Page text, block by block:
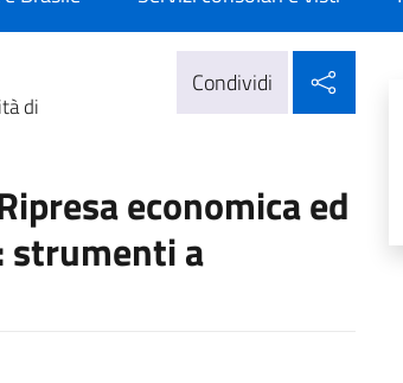
di
Condividi
economica ed
strumenti a